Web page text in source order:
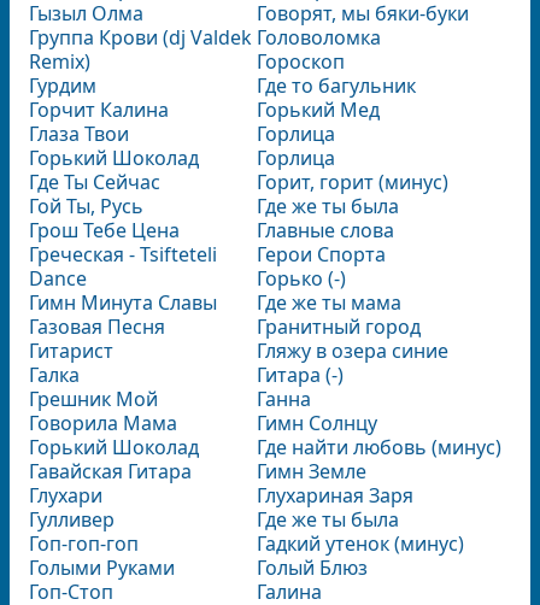
Гызыл Олма
Группа Крови (dj Valdek
Remix)
Гурдим
Горчит Калина
Глаза Твои
Горький Шоколад
Где Ты Сейчас
Гой Ты, Русь
Грош Тебе Цена
Греческая - Tsifteteli
Dance
Гимн Минута Славы
Газовая Песня
Гитарист
Галка
Грешник Мой
Говорила Мама
Горький Шоколад
Гавайская Гитара
Глухари
Гулливер
Гоп-гоп-гоп
Голыми Руками
Гоп-Стоп
Говорят, мы бяки-буки
Головоломка
Гороскоп
Где то багульник
Горький Мед
Горлица
Горлица
Горит, горит (минус)
Где же ты была
Главные слова
Герои Спорта
Горько (-)
Где же ты мама
Гранитный город
Гляжу в озера синие
Гитара (-)
Ганна
Гимн Солнцу
Где найти любовь (минус)
Гимн Земле
Глухариная Заря
Где же ты была
Гадкий утенок (минус)
Голый Блюз
Галина